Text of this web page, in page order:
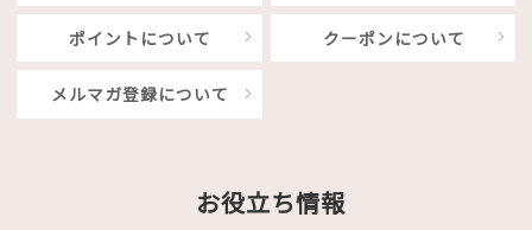
ポイントについて クーポンについて
メルマガ登録について
お役立ち情報